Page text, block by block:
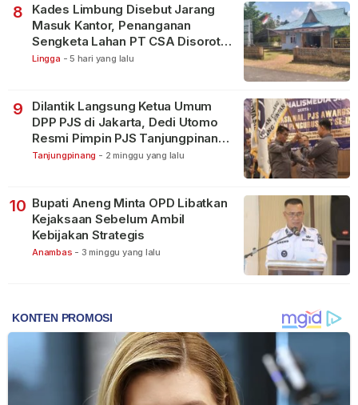
8
Kades Limbung Disebut Jarang
Masuk Kantor, Penanganan
Sengketa Lahan PT CSA Disorot
Warga
Lingga - 5 hari yang lalu
9
Dilantik Langsung Ketua Umum
DPP PJS di Jakarta, Dedi Utomo
Resmi Pimpin PJS Tanjungpinang-
Bintan
Tanjungpinang - 2 minggu yang lalu
10 Bupati Aneng Minta OPD Libatkan
Kejaksaan Sebelum Ambil
Kebijakan Strategis
Anambas - 3 minggu yang lalu